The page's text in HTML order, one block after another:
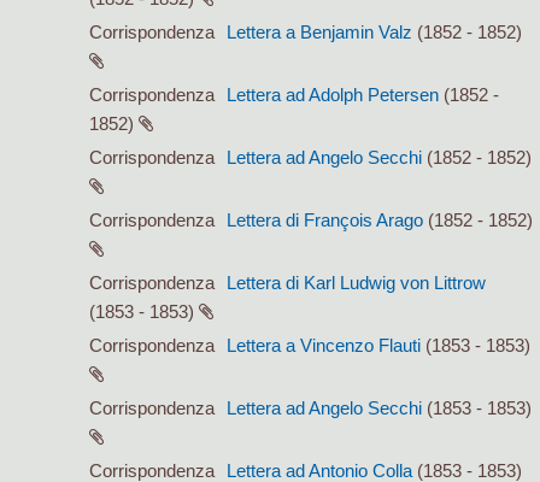
Corrispondenza
Lettera a Benjamin Valz (1852 - 1852)
Corrispondenza Lettera ad Adolph Petersen (1852 -
1852)
Corrispondenza
Lettera ad Angelo Secchi (1852 - 1852)
Corrispondenza Lettera di François Arago (1852 - 1852)
Corrispondenza
Lettera di Karl Ludwig von Littrow
(1853 - 1853)
Corrispondenza
Lettera a Vincenzo Flauti (1853 - 1853)
Corrispondenza Lettera ad Angelo Secchi (1853 - 1853)
Corrispondenza Lettera ad Antonio Colla (1853 - 1853)